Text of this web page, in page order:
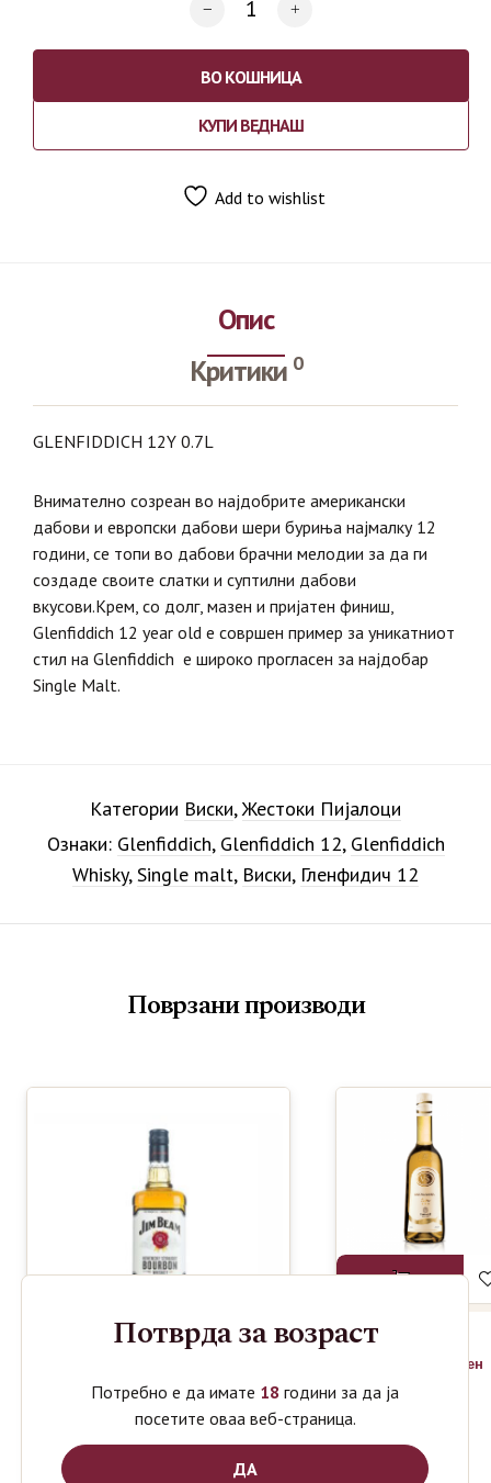
ВО КОШНИЦА
КУПИ ВЕДНАШ
Add to wishlist
Опис
Критики 0
GLENFIDDICH 12Y 0.7L
Внимателно созреан во најдобрите американски
дабови и европски дабови шери буриња најмалку 12
години, се топи во дабови брачни мелодии за да ги
создаде своите слатки и суптилни дабови
вкусови.Крем, со долг, мазен и пријатен финиш,
Glenfiddich 12 year old е совршен пример за уникатниот
стил на Glenfiddich е широко прогласен за најдобар
Single Malt.
Категории Виски,Жестоки Пијалоци
Ознаки: Glenfiddich, Glenfiddich 12, Glenfiddich
Whisky,Single malt, Виски, Гленфидич 12
Поврзани производи
JIM BEAM WHISKEY
1350
LOZOVA
ден
Потврда за возраст
Потребно е да имате 18 години за да ја
посетите оваа веб-страница.
ДА